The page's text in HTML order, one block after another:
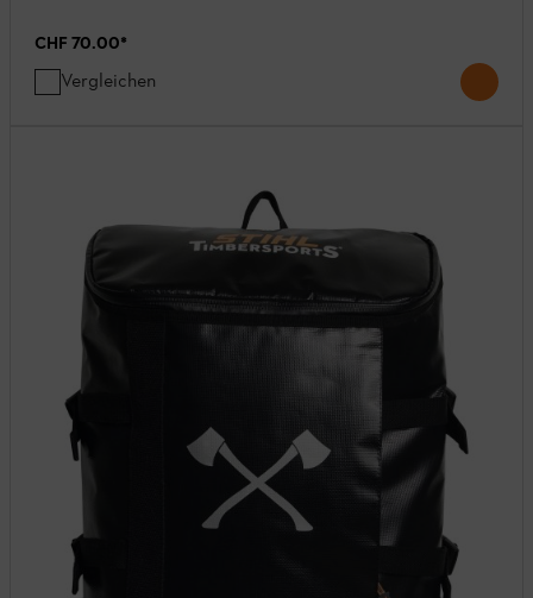
CHF 70.00*
Vergleichen